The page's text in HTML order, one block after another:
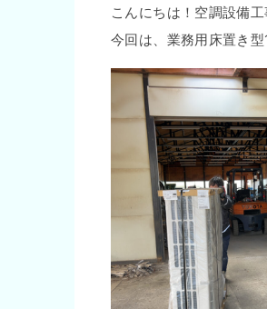
こんにちは！空調設備
今回は、業務用床置き